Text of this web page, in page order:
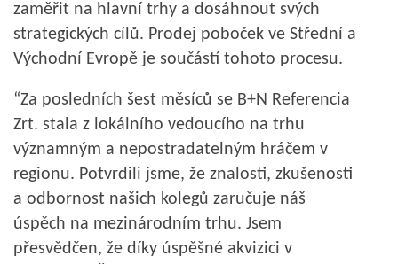
zaměřit na hlavní trhy a dosáhnout svých
strategických cílů. Prodej poboček ve Střední a
Východní Evropě je součástí tohoto procesu.
“Za posledních šest měsíců se B+N Referencia
Zrt. stala z lokálního vedoucího na trhu
významným a nepostradatelným hráčem v
regionu. Potvrdili jsme, že znalosti, zkušenosti
a odbornost našich kolegů zaručuje náš
úspěch na mezinárodním trhu. Jsem
přesvědčen, že díky úspěšné akvizici v